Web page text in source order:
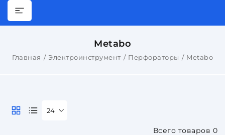
Metabo
Главная Электроинструмент Перфораторы Metabo
Всего товаров 0
24